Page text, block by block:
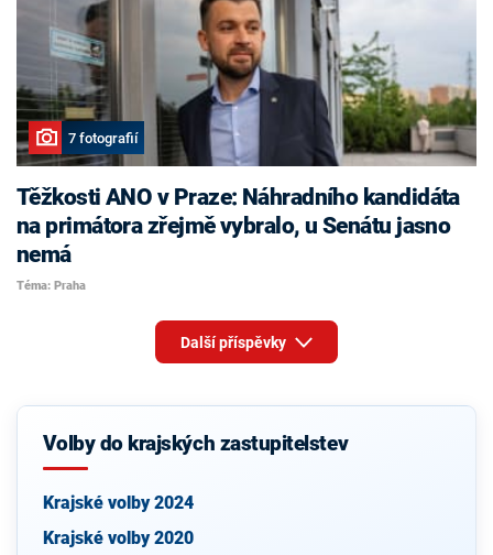
7 fotografií
Těžkosti ANO v Praze: Náhradního kandidáta
na primátora zřejmě vybralo, u Senátu jasno
nemá
Téma: Praha
Další příspěvky
Volby do krajských zastupitelstev
Krajské volby 2024
Krajské volby 2020